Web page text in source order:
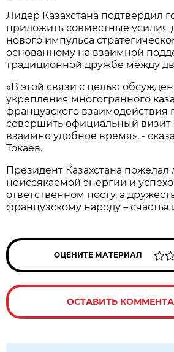
Лидер Казахстана подтвердил
приложить совместные усилия
нового импульса
основанному на взаимной
традиционной дружбе между
«В этой связи с целью
укрепления многогранного
французского взаимодействия
совершить официальный визит
взаимно удобное время», -
Токаев.
Президент Казахстана
неиссякаемой энергии и
ответственном посту, а
французскому народу – счастья
ОЦЕНИТЕ МАТЕРИАЛ
ОСТАВИТЬ